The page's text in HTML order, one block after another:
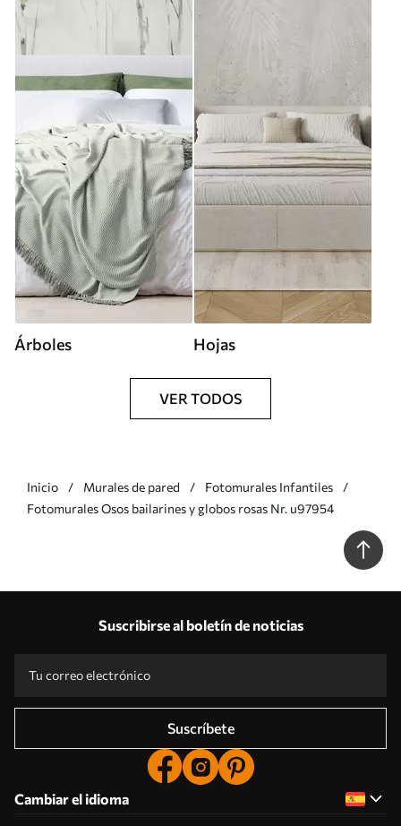
Árboles Hojas
VER TODOS
Inicio Murales de pared
Fotomurales Infantiles
Fotomurales Osos bailarines y globos rosas Nr. u97954
Suscribirse al boletín de noticias
Suscríbete
Cambiar el idioma